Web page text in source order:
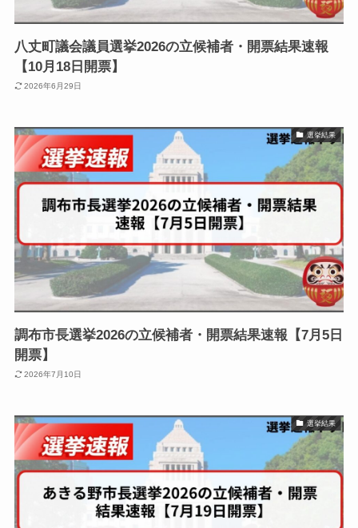
八丈町議会議員選挙2026の立候補者・開票結果速報
【10月18日開票】
2026年6月29日
選挙結果
調布市長選挙2026の立候補者・開票結果速報【7月5日
開票】
2026年7月10日
選挙結果